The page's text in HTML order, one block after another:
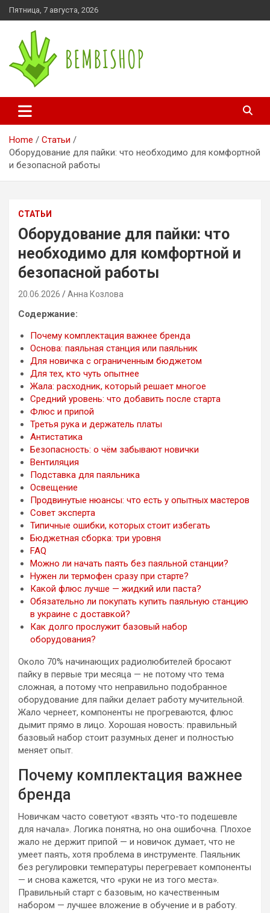
Skip
to
Пятница, 7 августа, 2026
bembishop.com.ua
Home
Статьи
Оборудование для пайки: что необходимо для комфортной
и безопасной работы
СТАТЬИ
Оборудование для пайки: что
необходимо для комфортной и
безопасной работы
20.06.2026 Анна Козлова
Содержание:
Почему комплектация важнее бренда
Основа: паяльная станция или паяльник
Для новичка с ограниченным бюджетом
Для тех, кто чуть опытнее
Жала: расходник, который решает многое
Средний уровень: что добавить после старта
Флюс и припой
Третья рука и держатель платы
Антистатика
Безопасность: о чём забывают новички
Вентиляция
Подставка для паяльника
Освещение
Продвинутые нюансы: что есть у опытных мастеров
Совет эксперта
Типичные ошибки, которых стоит избегать
Бюджетная сборка: три уровня
FAQ
Можно ли начать паять без паяльной станции?
Нужен ли термофен сразу при старте?
Какой флюс лучше — жидкий или паста?
Обязательно ли покупать купить паяльную станцию
в украине с доставкой?
Как долго прослужит базовый набор
оборудования?
Около 70% начинающих радиолюбителей бросают
пайку в первые три месяца — не потому что тема
сложная, а потому что неправильно подобранное
оборудование для пайки делает работу мучительной.
Жало чернеет, компоненты не прогреваются, флюс
дымит прямо в лицо. Хорошая новость: правильный
базовый набор стоит разумных денег и полностью
меняет опыт.
Почему комплектация важнее
бренда
Новичкам часто советуют «взять что-то подешевле
для начала». Логика понятна, но она ошибочна. Плохое
жало не держит припой — и новичок думает, что не
умеет паять, хотя проблема в инструменте. Паяльник
без регулировки температуры перегревает компоненты
— и снова кажется, что «руки не из того места».
Правильный старт с базовым, но качественным
набором — лучшее вложение в обучение и в работу.